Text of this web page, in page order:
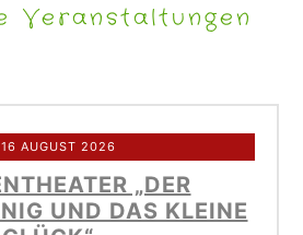
Veranstaltungen
16 AUGUST 2026
„DER
UND DAS KLEINE